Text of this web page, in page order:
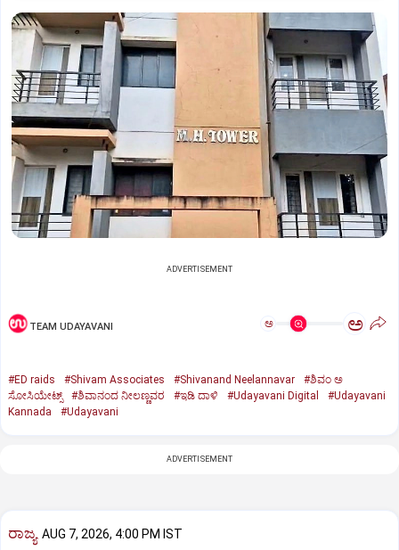
ADVERTISEMENT
TEAM UDAYAVANI ಅ ಅ
#ED raids #Shivam Associates #Shivanand Neelannavar
#ಶಿವಂ ಅ
ಸೋಸಿಯೇಟ್ಸ್
#ಶಿವಾನಂದ ನೀಲಣ್ಣವರ #ಇಡಿ ದಾಳಿ #Udayavani Digital
#Udayavani
Kannada
#Udayavani
ADVERTISEMENT
ರಾಜ್ಯ AUG 7, 2026, 4:00 PM IST